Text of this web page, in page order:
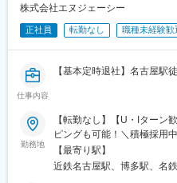
・設備管理や職員の労務管理
す。
創生会グループは、「介護
創造しています。
ご高齢の皆様はもちろん、
社会生活に役立ちたいと願
株式会社エヌジェーシー
正社員 転勤なし 職種未経験歓
仕事内容
【基本定時退社】名古屋駅
勤務地
【転勤なし】【U・Iターン
ピングも可能！＼積極採
から徒歩5分 愛知県名古屋
「博多」駅から徒歩2分福岡
【最寄り駅】
近鉄名古屋駅、博多駅、名